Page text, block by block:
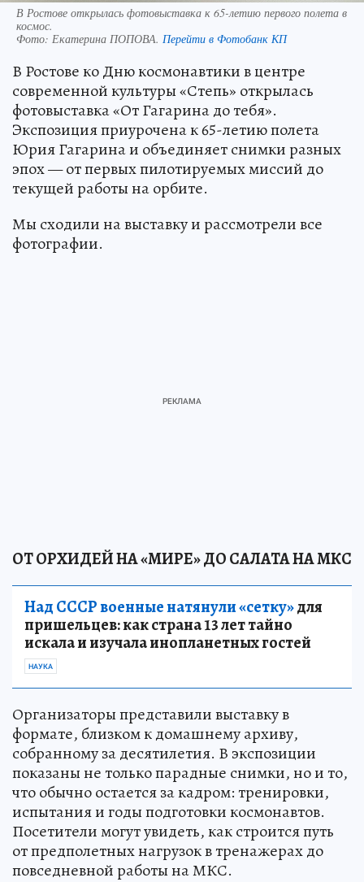
В Ростове открылась фотовыставка к 65-летию первого полета в
космос.
Фото: Екатерина ПОПОВА. Перейти в Фотобанк КП
В Ростове ко Дню космонавтики в центре
современной культуры «Степь» открылась
фотовыставка «От Гагарина до тебя».
Экспозиция приурочена к 65-летию полета
Юрия Гагарина и объединяет снимки разных
эпох — от первых пилотируемых миссий до
текущей работы на орбите.
Мы сходили на выставку и рассмотрели все
фотографии.
ОТ ОРХИДЕЙ НА «МИРЕ» ДО САЛАТА НА МКС
Над СССР военные натянули «сетку»для
пришельцев: как страна 13 лет тайно
искала и изучала инопланетных гостей
НАУКА
Организаторы представили выставку в
формате, близком к домашнему архиву,
собранному за десятилетия. В экспозиции
показаны не только парадные снимки, но и то,
что обычно остается за кадром: тренировки,
испытания и годы подготовки космонавтов.
Посетители могут увидеть, как строится путь
от предполетных нагрузок в тренажерах до
повседневной работы на МКС.